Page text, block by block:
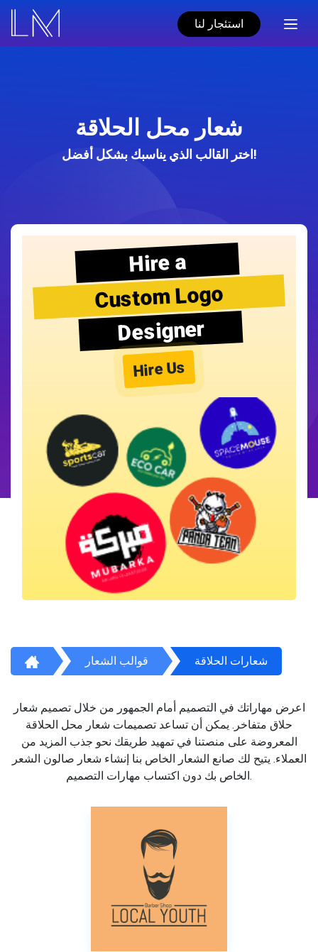
استئجار لنا
شعار محل الحلاقة
اختر القالب الذي يناسبك بشكل أفضل!
Hire a
Custom Logo
Designer
Hire Us
قوالب الشعار شعارات الحلاقة
اعرض مهاراتك في التصميم أمام الجمهور من خلال تصميم شعار
حلاق متفاخر. يمكن أن تساعد تصميمات شعار محل الحلاقة
المعروضة على منصتنا في تمهيد طريقك نحو جذب المزيد من
العملاء. يتيح لك صانع الشعار الخاص بنا إنشاء شعار صالون الشعر
الخاص بك دون اكتساب مهارات التصميم.